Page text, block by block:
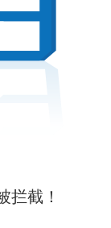
拦截！